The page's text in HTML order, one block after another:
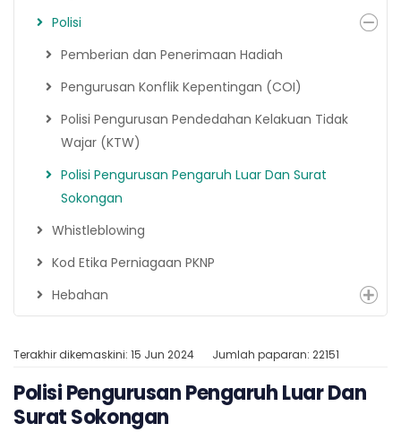
Polisi
Pemberian dan Penerimaan Hadiah
Pengurusan Konflik Kepentingan (COI)
Polisi Pengurusan Pendedahan Kelakuan Tidak
Wajar (KTW)
Polisi Pengurusan Pengaruh Luar Dan Surat
Sokongan
Whistleblowing
Kod Etika Perniagaan PKNP
Hebahan
Terakhir dikemaskini: 15 Jun 2024 Jumlah paparan: 22151
Polisi Pengurusan Pengaruh Luar Dan
Surat Sokongan